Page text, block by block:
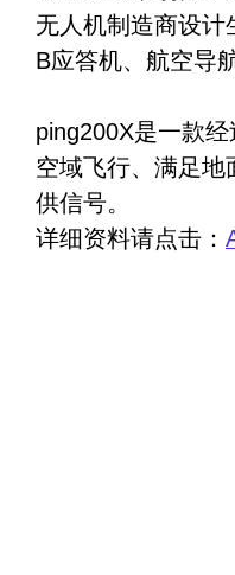
无人机制造商设
B应答机、 航空导
ping200X是一款
空域飞行、满足地
供信号。
详细资料请点击：